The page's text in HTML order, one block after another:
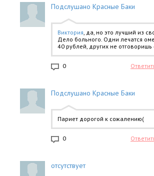
Подслушано Красные Баки
Виктория, да, но это лучший из
Дело больного. Одни лечатся
40 рублей, других не отговоришь
0
Подслушано Красные Баки
Париет дорогой к сожалению(
0
отсутствует